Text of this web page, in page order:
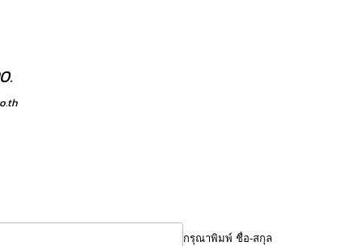
กรุณาพิมพ์ ชื่อ-สกุล